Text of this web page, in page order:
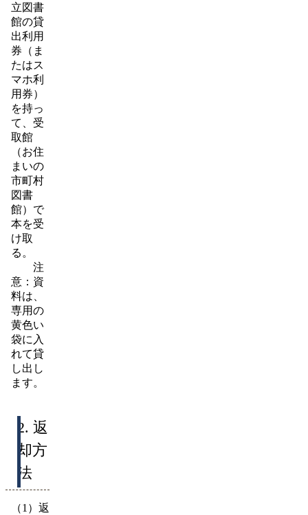
立図書
館の貸
出利用
券（ま
たはス
マホ利
用券）
を持っ
て、受
取館
（お住
まいの
市町村
図書
館）で
本を受
け取
る。
注
意：資
料は、
専用の
黄色い
袋に入
れて貸
し出し
ます。
2. 返
却方
法
（1）返